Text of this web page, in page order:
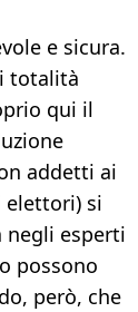
e sicura.
totalità
qui il
addetti ai
elettori) si
negli esperti
possono
però, che